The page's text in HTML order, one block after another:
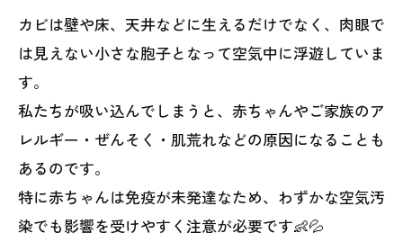
カビは壁や床、天井などに生えるだけでなく、肉眼で
は見えない小さな胞子となって空気中に浮遊していま
す。
私たちが吸い込んでしまうと、赤ちゃんやご家族のア
レルギー・ぜんそく・肌荒れなどの原因になることも
あるのです。
特に赤ちゃんは免疫が未発達なため、わずかな空気汚
染でも影響を受けやすく注意が必要です👶💦